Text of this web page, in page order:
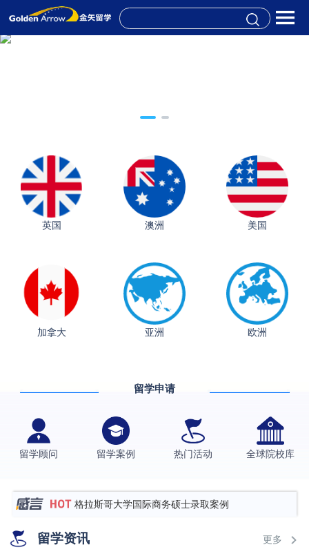
英国 澳洲 美国
加拿大 亚洲 欧洲
留学申请
留学顾问 留学案例 热门活动 全球院校库
从上海财大2+2到谢菲尔德：低均分逆袭QS百强金
融会计硕士实录
​恭喜Z同学荣获剑桥大学录取
格拉斯哥大学国际商务硕士录取案例
伯明翰大学数字媒体与创意产业硕士录取案例
西南财经大学投资学背景，成功斩获英国名校多份
留学资讯 更多